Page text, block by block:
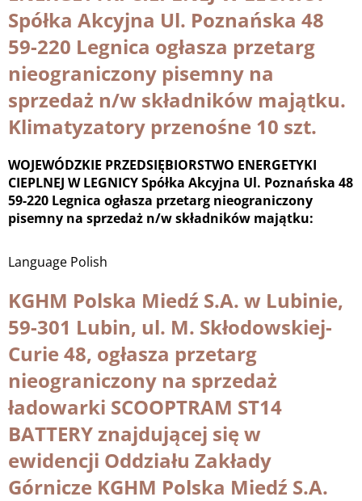
Spółka Akcyjna Ul. Poznańska 48
59-220 Legnica ogłasza przetarg
nieograniczony pisemny na
sprzedaż n/w składników majątku.
Klimatyzatory przenośne 10 szt.
WOJEWÓDZKIE PRZEDSIĘBIORSTWO ENERGETYKI
CIEPLNEJ W LEGNICY Spółka Akcyjna Ul. Poznańska 48
59-220 Legnica ogłasza przetarg nieograniczony
pisemny na sprzedaż n/w składników majątku:
Language Polish
KGHM Polska Miedź S.A. w Lubinie,
59-301 Lubin, ul. M. Skłodowskiej-
Curie 48, ogłasza przetarg
nieograniczony na sprzedaż
ładowarki SCOOPTRAM ST14
BATTERY znajdującej się w
ewidencji Oddziału Zakłady
Górnicze KGHM Polska Miedź S.A.